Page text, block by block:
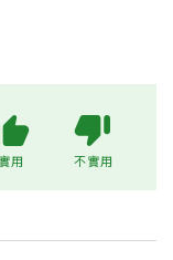
實用 不實用